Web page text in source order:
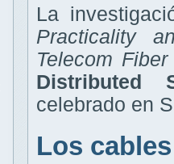
La
Practicality
Telecom
Distributed
celebrado en
Los